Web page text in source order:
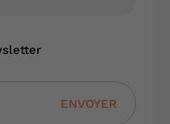
ENVOYER